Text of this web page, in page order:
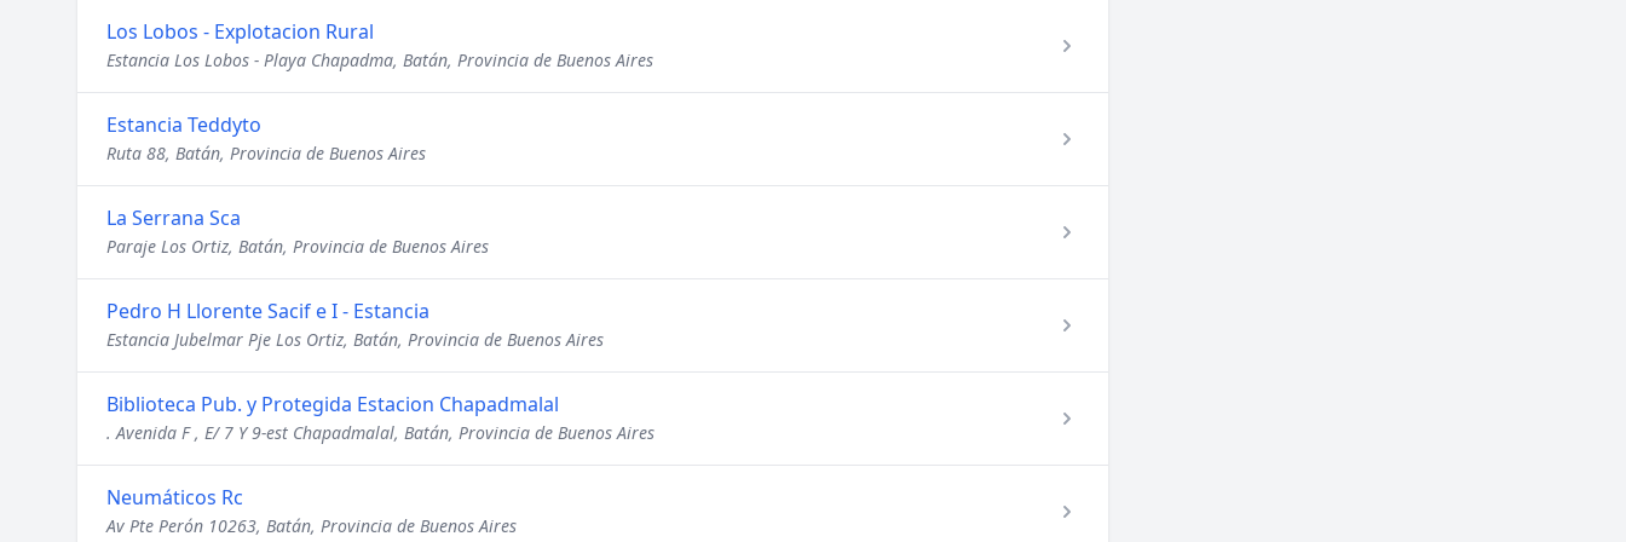
Los Lobos - Explotacion Rural
Estancia Los Lobos - Playa Chapadma, Batán, Provincia de Buenos Aires
Estancia Teddyto
Ruta 88, Batán, Provincia de Buenos Aires
La Serrana Sca
Paraje Los Ortiz, Batán, Provincia de Buenos Aires
Pedro H Llorente Sacif e I - Estancia
Estancia Jubelmar Pje Los Ortiz, Batán, Provincia de Buenos Aires
Biblioteca Pub. y Protegida Estacion Chapadmalal
. Avenida F , E/ 7 Y 9-est Chapadmalal, Batán, Provincia de Buenos Aires
Neumáticos Rc
Av Pte Perón 10263, Batán, Provincia de Buenos Aires